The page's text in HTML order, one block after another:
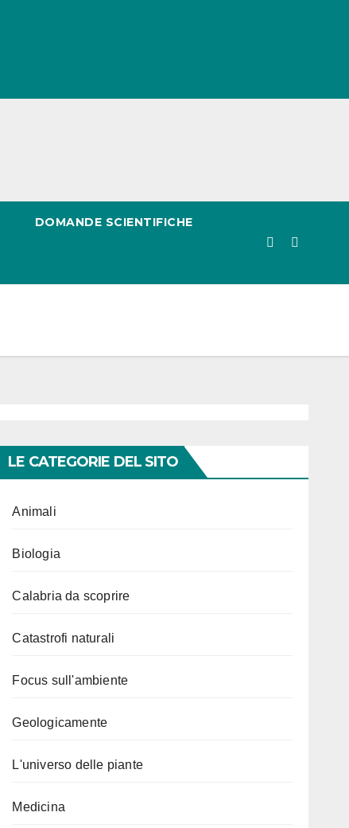
DOMANDE SCIENTIFICHE
LE CATEGORIE DEL SITO
Animali
Biologia
Calabria da scoprire
Catastrofi naturali
Focus sull'ambiente
Geologicamente
L'universo delle piante
Medicina